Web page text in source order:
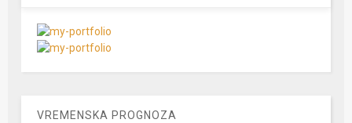
VREMENSKA PROGNOZA